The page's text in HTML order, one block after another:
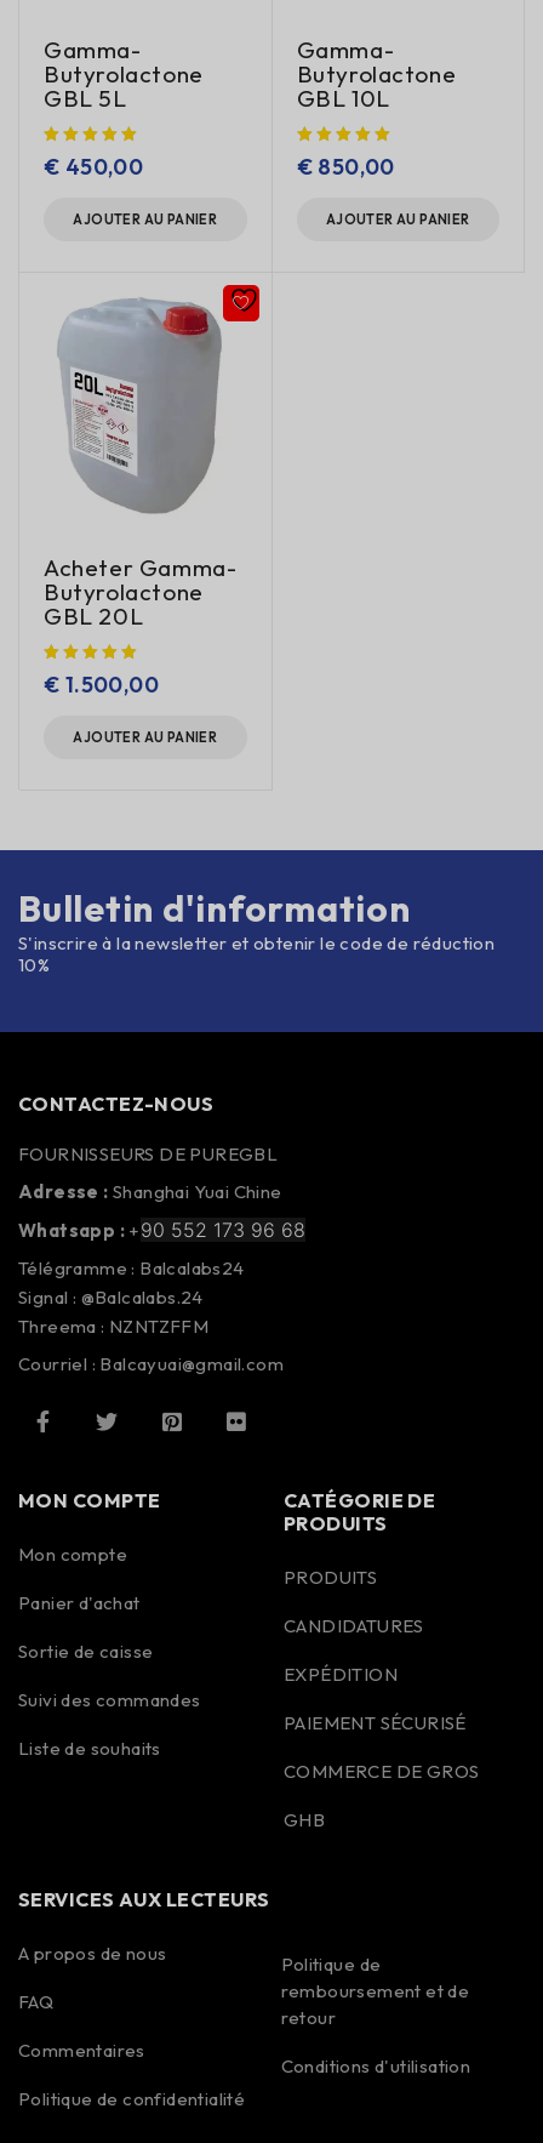
Gamma-
Butyrolactone
GBL 5L
€ 450,00
AJOUTER AU PANIER
Gamma-
Butyrolactone
GBL 10L
€850,00
AJOUTER AU PANIER
Acheter Gamma-
Butyrolactone
GBL 20L
€ 1.500,00
AJOUTER AU PANIER
Bulletin d'information
S'inscrire à la newsletter et obtenir le code de réduction
10%
CONTACTEZ-NOUS
FOURNISSEURS DE PUREGBL
Adresse : Shanghai Yuai Chine
Whatsapp : +90 552 173 96 68
Télégramme : Balcalabs24
Signal : @Balcalabs.24
Threema : NZNTZFFM
Courriel : Balcayuai@gmail.com
MON COMPTE
Mon compte
Panier d'achat
Sortie de caisse
Suivi des commandes
Liste de souhaits
CATÉGORIE DE
PRODUITS
PRODUITS
CANDIDATURES
EXPÉDITION
PAIEMENT SÉCURISÉ
COMMERCE DE GROS
GHB
SERVICES AUX LECTEURS
A propos de nous
FAQ
Commentaires
Politique de confidentialité
Politique de
remboursement et de
retour
Conditions d'utilisation